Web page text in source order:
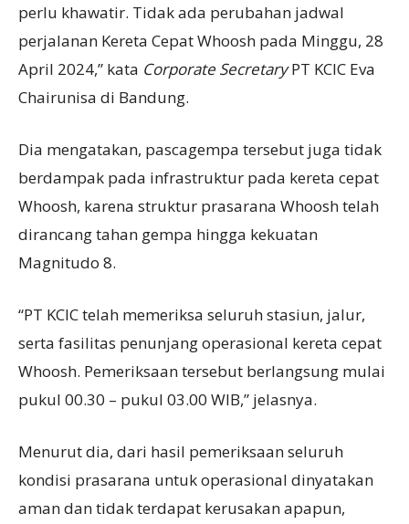
perlu khawatir. Tidak ada perubahan jadwal
perjalanan Kereta Cepat Whoosh pada Minggu, 28
April 2024,” kata Corporate SecretaryPT KCIC Eva
Chairunisa di Bandung.
Dia mengatakan, pascagempa tersebut juga tidak
berdampak pada infrastruktur pada kereta cepat
Whoosh, karena struktur prasarana Whoosh telah
dirancang tahan gempa hingga kekuatan
Magnitudo 8.
“PT KCIC telah memeriksa seluruh stasiun, jalur,
serta fasilitas penunjang operasional kereta cepat
Whoosh. Pemeriksaan tersebut berlangsung mulai
pukul 00.30 – pukul 03.00 WIB,” jelasnya.
Menurut dia, dari hasil pemeriksaan seluruh
kondisi prasarana untuk operasional dinyatakan
aman dan tidak terdapat kerusakan apapun,